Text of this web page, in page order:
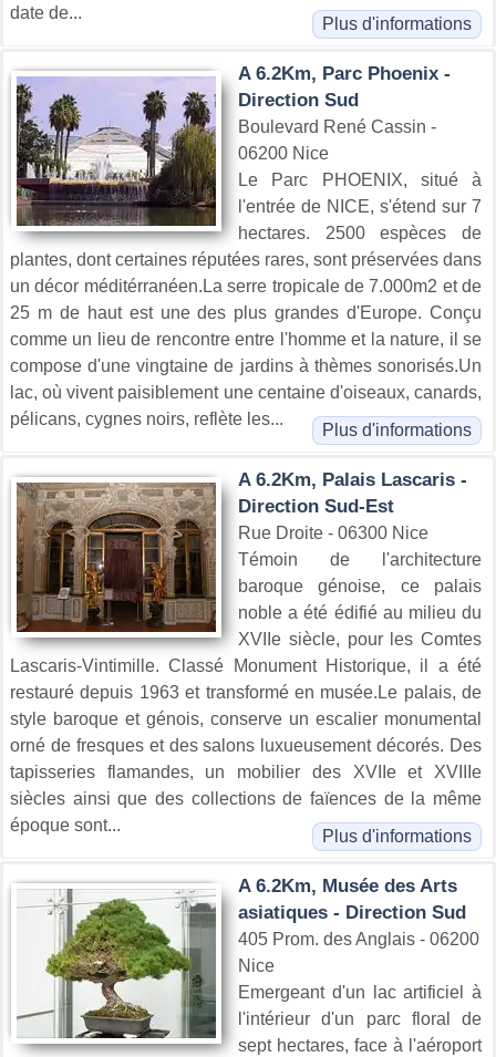
date de...
Plus d'informations
A 6.2Km, Parc Phoenix -
Direction Sud
Boulevard René Cassin -
06200 Nice
Le Parc PHOENIX, situé à
l'entrée de NICE, s'étend sur 7
hectares. 2500 espèces de
plantes, dont certaines réputées rares, sont préservées dans
un décor méditérranéen.La serre tropicale de 7.000m2 et de
25 m de haut est une des plus grandes d'Europe. Conçu
comme un lieu de rencontre entre l'homme et la nature, il se
compose d'une vingtaine de jardins à thèmes sonorisés.Un
lac, où vivent paisiblement une centaine d'oiseaux, canards,
pélicans, cygnes noirs, reflète les...
Plus d'informations
A 6.2Km, Palais Lascaris -
Direction Sud-Est
Rue Droite - 06300 Nice
Témoin de l'architecture
baroque génoise, ce palais
noble a été édifié au milieu du
XVIIe siècle, pour les Comtes
Lascaris-Vintimille. Classé Monument Historique, il a été
restauré depuis 1963 et transformé en musée.Le palais, de
style baroque et génois, conserve un escalier monumental
orné de fresques et des salons luxueusement décorés. Des
tapisseries flamandes, un mobilier des XVIIe et XVIIIe
siècles ainsi que des collections de faïences de la même
époque sont...
Plus d'informations
A 6.2Km, Musée des Arts
asiatiques - Direction Sud
405 Prom. des Anglais - 06200
Nice
Emergeant d'un lac artificiel à
l'intérieur d'un parc floral de
sept hectares, face à l'aéroport